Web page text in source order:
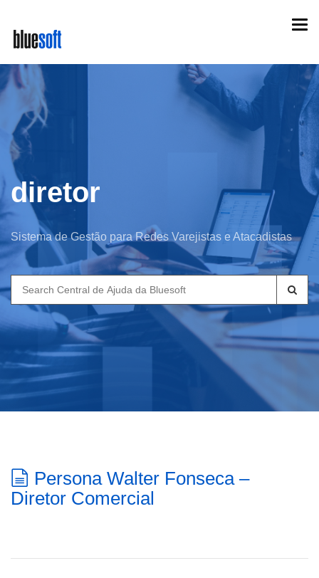
main
content
diretor
Sistema de Gestão para Redes Varejistas e Atacadistas
Search
for:
Persona Walter Fonseca –
Diretor Comercial